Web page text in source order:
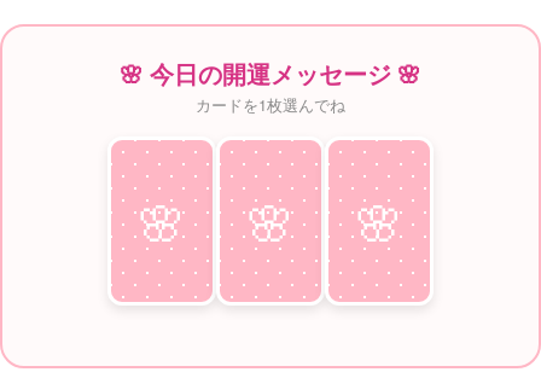
🌸 今日の開運メッセージ 🌸
カードを1枚選んでね
🌸
♥ 🌸
♥ 🌸
♥